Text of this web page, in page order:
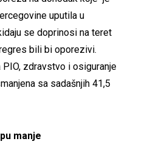
uputila u
se doprinosi na teret
bili bi oporezivi.
zdravstvo i osiguranje
sa sadašnjih 41,5
manje